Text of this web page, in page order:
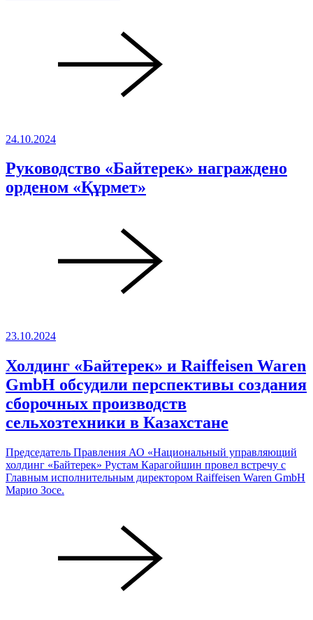
24.10.2024
Руководство «Байтерек» награждено
орденом «Құрмет»
23.10.2024
Холдинг «Байтерек» и Raiffeisen Waren
GmbH обсудили перспективы создания
сборочных производств
сельхозтехники в Казахстане
Председатель Правления АО «Национальный управляющий
холдинг «Байтерек» Рустам Карагойшин провел встречу с
Главным исполнительным директором Raiffeisen Waren GmbH
Марио Зосе.